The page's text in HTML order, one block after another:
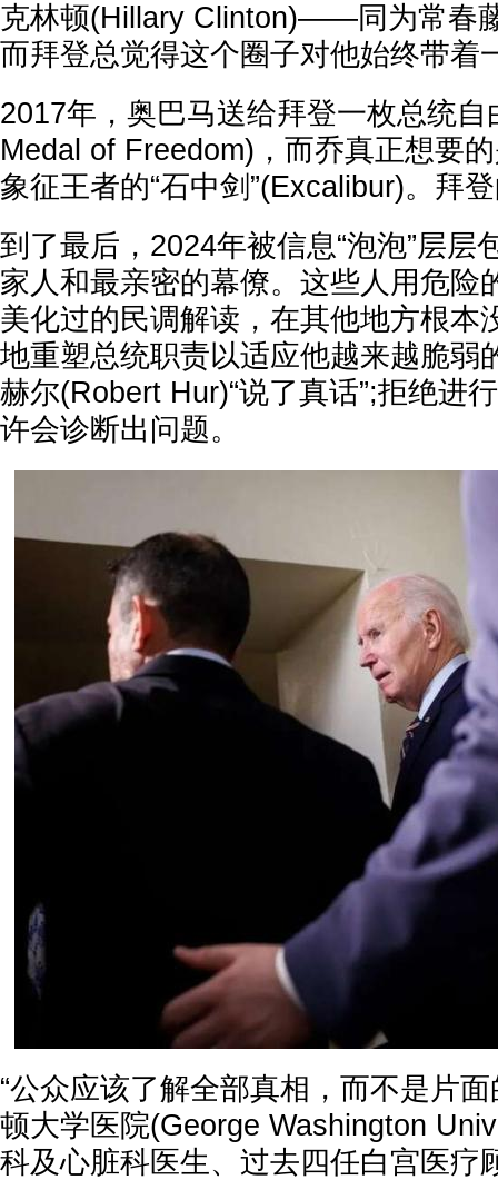
克林顿(Hillary Clinton)——同为常春
而拜登总觉得这个圈子对他始终带着
2017年，奥巴马送给拜登一枚总统
Medal of Freedom)，而乔真正想要
象征王者的“石中剑”(Excalibur)。拜
到了最后，2024年被信息“泡泡”层层
家人和最亲密的幕僚。这些人用危
美化过的民调解读，在其他地方根本
地重塑总统职责以适应他越来越脆弱
赫尔(Robert Hur)“说了真话”;拒绝进
许会诊断出问题。
“公众应该了解全部真相，而不是片面
顿大学医院(George Washington
科及心脏科医生、过去四任白宫医疗